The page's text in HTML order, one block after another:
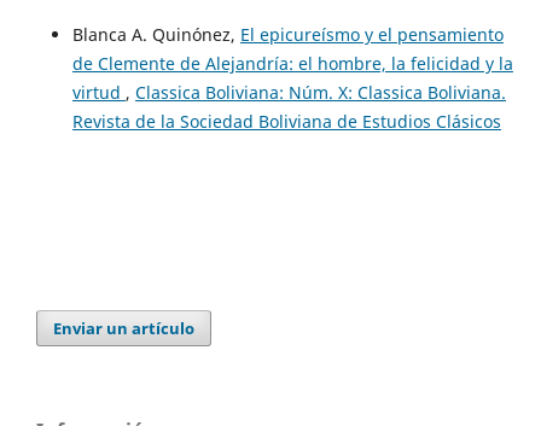
Blanca A. Quinónez, El epicureísmo y el pensamiento
de Clemente de Alejandría: el hombre, la felicidad y la
virtud , Classica Boliviana: Núm. X: Classica Boliviana.
Revista de la Sociedad Boliviana de Estudios Clásicos
Enviar un artículo